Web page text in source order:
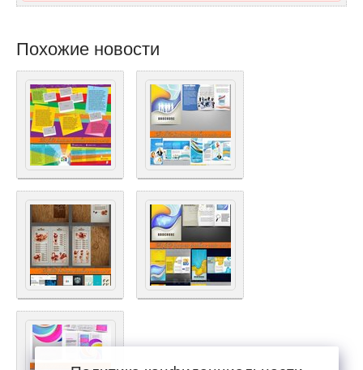
Похожие новости